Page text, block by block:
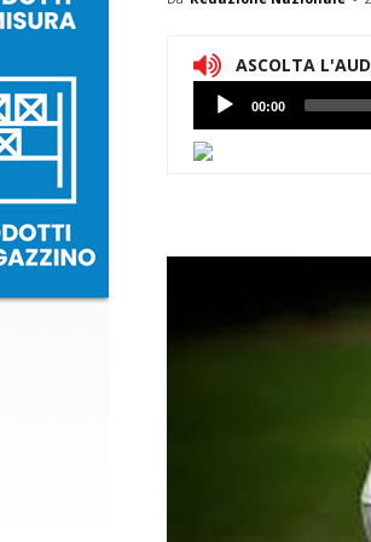
ASCOLTA
Lettore
Audio
00:00